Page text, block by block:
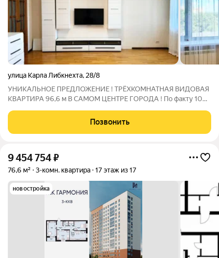
улица Карла Либкнехта, 28/8
УНИКАЛЬНОЕ ПРЕДЛОЖЕНИЕ ! ТРЁХКОМНАТНАЯ ВИДОВАЯ
КВАРТИРА 96,6 м В САМОМ ЦЕНТРЕ ГОРОДА ! По факту 100
располагается на 8 этаже из 13 в кирпичном "профессорском"
доме. Окна смотрят на 3 стороны
Позвонить
9 454 754₽
76,6 м² 3-комн. квартира 17 этаж из 17
новостройка